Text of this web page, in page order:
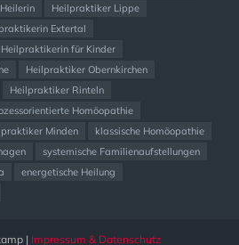
Heilerin
Heilpraktiker Lippe
Extertal
Heilpraktikerin für Kinder
Heilpraktiker Obernkirchen
Heilpraktiker Rinteln
Homöopathie
Minden
klassische Homöopathie
systemische Familienaufstellungen
energetische Heilung
| Impressum & Datenschutz